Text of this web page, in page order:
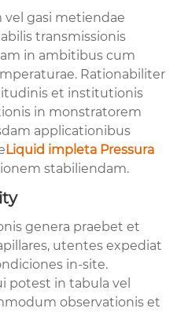
vel gasi metiendae
transmissionis
in ambitibus cum
Rationabiliter
et institutionis
in monstratorem
applicationibus
Liquid impleta Pressura
stabiliendam.
genera praebet et
utentes expediat
in-site.
potest in tabula vel
observationis et